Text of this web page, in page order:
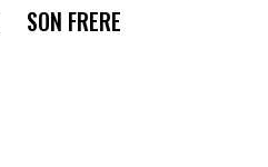
SON FRERE